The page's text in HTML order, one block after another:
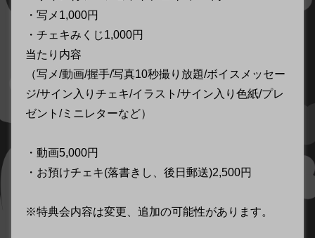
・写メ1,000円
・チェキみくじ1,000円
当たり内容
（写メ/動画/握手/写真10秒撮り放題/ボイスメッセー
ジ/サイン入りチェキ/イラスト/サイン入り色紙/プレ
ゼント/ミニレターなど）
・動画5,000円
・お預けチェキ(落書きし、後日郵送)2,500円
※特典会内容は変更、追加の可能性があります。